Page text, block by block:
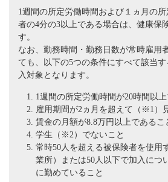
1週間の所定労働時間および１ヵ月の
者の4分の3以上である場合は、健康保
す。
なお、勤務時間・勤務日数が常時雇用
ても、以下の5つの条件にすべて該当
入対象となります。
1週間の所定労働時間が20時間以
雇用期間が2ヵ月を超えて（※1）
賃金の月額が8.8万円以上であるこ
学生（※2）でないこと
常時50人を超える被保険者を使用
業所）または50人以下で加入につ
に勤めていること